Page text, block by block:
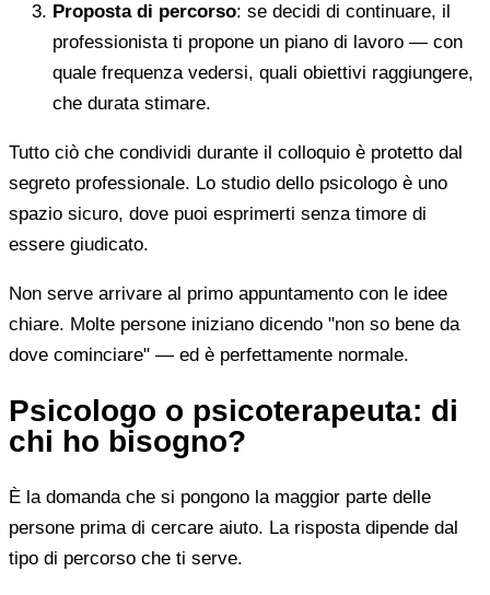
Proposta di percorso: se decidi di continuare, il
professionista ti propone un piano di lavoro — con
quale frequenza vedersi, quali obiettivi raggiungere,
che durata stimare.
Tutto ciò che condividi durante il colloquio è protetto dal
segreto professionale. Lo studio dello psicologo è uno
spazio sicuro, dove puoi esprimerti senza timore di
essere giudicato.
Non serve arrivare al primo appuntamento con le idee
chiare. Molte persone iniziano dicendo "non so bene da
dove cominciare" — ed è perfettamente normale.
Psicologo o psicoterapeuta: di
chi ho bisogno?
È la domanda che si pongono la maggior parte delle
persone prima di cercare aiuto. La risposta dipende dal
tipo di percorso che ti serve.